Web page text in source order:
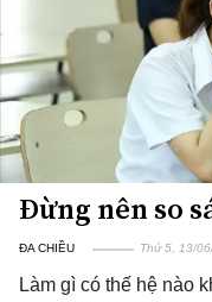
Đừng nên so
ĐA CHIỀU Thứ 5, 13/
Làm gì có thế hệ nào